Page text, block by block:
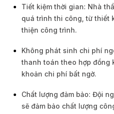
Tiết kiệm thời gian: Nhà
quá trình thi công, từ thiết
thiện công trình.
Không phát sinh chi phí
thanh toán theo hợp đồng
khoản chi phí bất ngờ.
Chất lượng đảm bảo: Đội
sẽ đảm bảo chất lượng